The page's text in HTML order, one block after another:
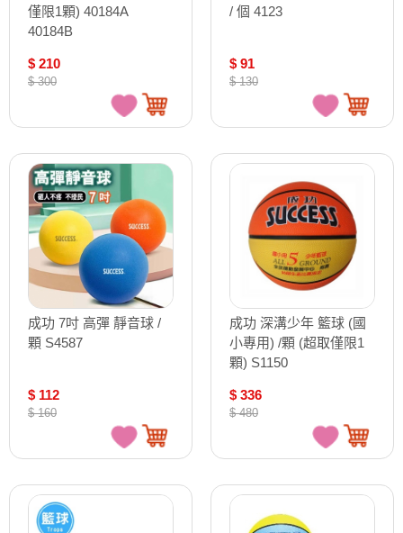
僅限1顆) 40184A
40184B
$ 210
$ 300
/ 個 4123
$ 91
$ 130
成功 7吋 高彈 靜音球 /
顆 S4587
$ 112
$ 160
成功 深溝少年 籃球 (國
小專用) /顆 (超取僅限1
顆) S1150
$ 336
$ 480